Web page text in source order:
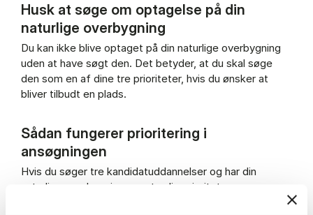
Husk at søge om optagelse på din
naturlige overbygning
Du kan ikke blive optaget på din naturlige overbygning
uden at have søgt den. Det betyder, at du skal søge
den som en af dine tre prioriteter, hvis du ønsker at
bliver tilbudt en plads.
Sådan fungerer prioritering i
ansøgningen
Hvis du søger tre kandidatuddannelser og har din
naturlige overbygning som tredje prioritet: